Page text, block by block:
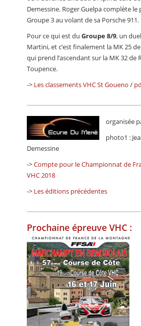
Demessine. Roger Guelpa complète le
Groupe 3 au volant de sa Porsche 911.
Pour ce qui est du Groupe 8/9, un
Martini, et c’est finalement la MK 25
qui prend l’ascendant sur la MK 32 de
Toupence.
-> Les classements VHC St Goueno /
organisée
photo1 :
Demessine
->Compte pour le Championnat de
VHC 2018
-> Les éditions précédentes
Prochaine épreuve VHC :